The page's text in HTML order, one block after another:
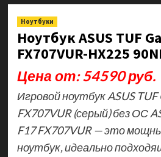
Ноутбуки
Ноутбук ASUS TUF
FX707VUR-HX225
Цена от: 54590 руб.
Игровой ноутбук ASUS TUF
FX707VUR (серый) без ОС
F17 FX707VUR — это
ноутбук, идеально